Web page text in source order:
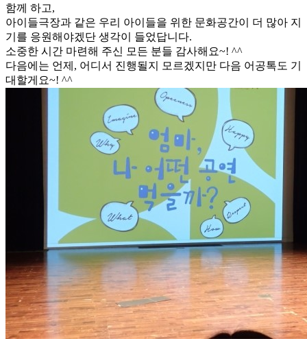
함께 하고,
아이들극장과 같은 우리 아이들을 위한 문화공간이 더 많아 지
기를 응원해야겠단 생각이 들었답니다.
소중한 시간 마련해 주신 모든 분들 감사해요~! ^^
​다음에는 언제, 어디서 진행될지 모르겠지만 다음 어공톡도 기
대할게요~! ^^